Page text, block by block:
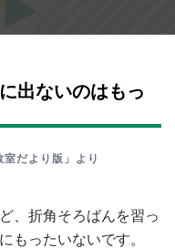
出ないのはもっ
室だより版」より
、折角そろばんを習っ
もったいないです。